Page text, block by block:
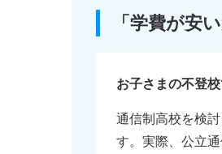
「学費が安
お子さまの不登
通信制高校を検
す。実際、公立